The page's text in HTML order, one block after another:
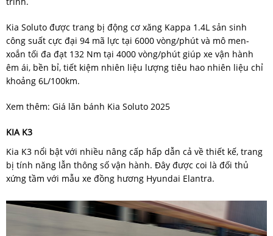
Kia Soluto được trang bị động cơ xăng Kappa 1.4L sản sinh
công suất cực đại 94 mã lực tại 6000 vòng/phút và mô men-
xoắn tối đa đạt 132 Nm tại 4000 vòng/phút giúp xe vận hành
êm ái, bền bỉ, tiết kiệm nhiên liệu lượng tiêu hao nhiên liệu chỉ
khoảng 6L/100km.
Xem thêm: Giá lăn bánh Kia Soluto 2025
KIA K3
Kia K3 nổi bật với nhiều nâng cấp hấp dẫn cả về thiết kế, trang
bị tính năng lẫn thông số vận hành. Đây được coi là đối thủ
xứng tầm với mẫu xe đồng hương Hyundai Elantra.